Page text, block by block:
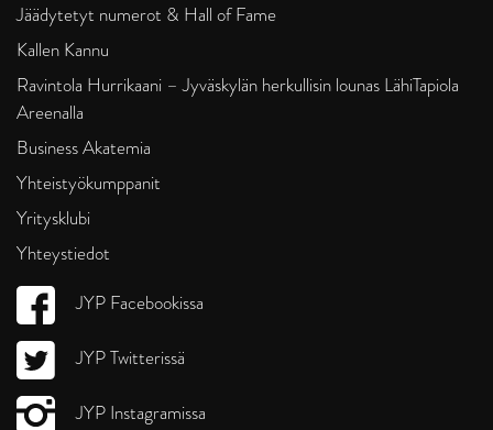
Jäädytetyt numerot & Hall of Fame
Kallen Kannu
Ravintola Hurrikaani – Jyväskylän herkullisin lounas LähiTapiola
Areenalla
Business Akatemia
Yhteistyökumppanit
Yritysklubi
Yhteystiedot
JYP Facebookissa
JYP Twitterissä
JYP Instagramissa